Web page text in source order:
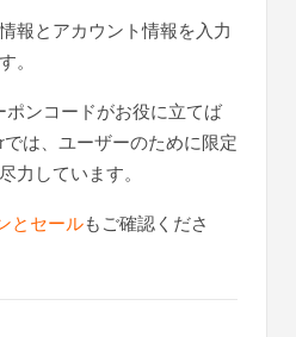
報とアカウント情報を入力
。
ポンコードがお役に立てば
は、ユーザーのために限定
力しています。
とセールもご確認くださ